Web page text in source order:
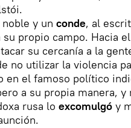
y un conde, al
propio campo. Hacia
su cercanía a la
no utilizar la violencia
en el famoso político
a su propia manera, y
rusa lo excomulgó y